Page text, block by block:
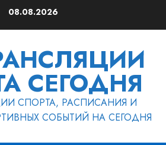
08.08.2026
СЕГОДНЯ
СПОРТА, РАСПИСАНИЯ И
СОБЫТИЙ НА СЕГОДНЯ